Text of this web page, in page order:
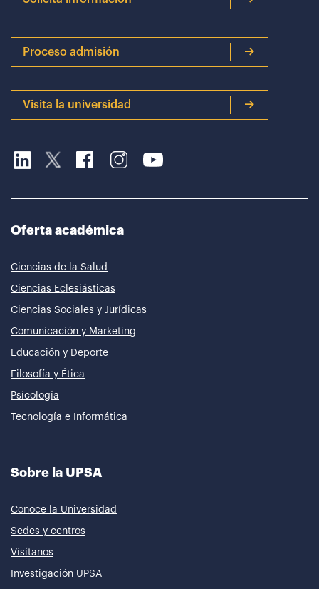
Proceso admisión
Visita la universidad
Oferta académica
Ciencias de la Salud
Ciencias Eclesiásticas
Ciencias Sociales y Jurídicas
Comunicación y Marketing
Educación y Deporte
Filosofía y Ética
Psicología
Tecnología e Informática
Sobre la UPSA
Conoce la Universidad
Sedes y centros
Visítanos
Investigación UPSA